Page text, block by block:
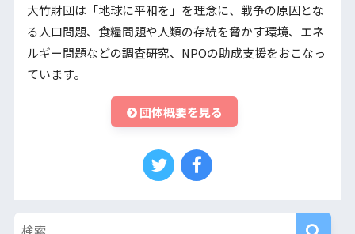
大竹財団は「地球に平和を」を理念に、戦争の原因とな
る人口問題、食糧問題や人類の存続を脅かす環境、エネ
ルギー問題などの調査研究、NPOの助成支援をおこなっ
ています。
団体概要を見る